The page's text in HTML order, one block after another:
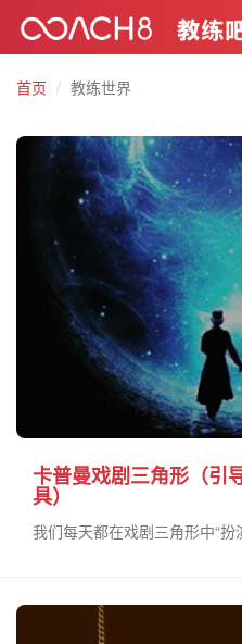
首页
教练世界
卡普曼戏剧三角形（引
具）
我们每天都在戏剧三角形中“扮